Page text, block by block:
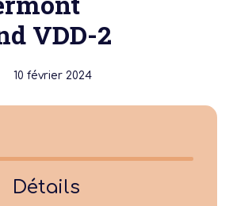
VDD-2
10 février 2024
Détails